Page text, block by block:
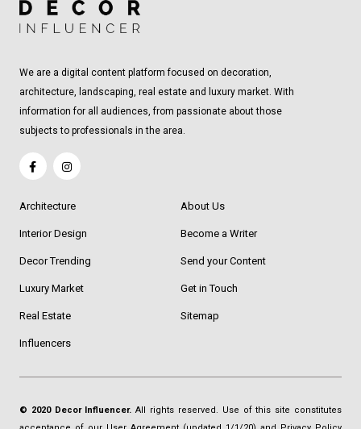
We are a digital content platform focused on decoration,
architecture, landscaping, real estate and luxury market. With
information for all audiences, from passionate about those
subjects to professionals in the area.
Architecture
Interior Design
Decor Trending
Luxury Market
Real Estate
Influencers
About Us
Become a Writer
Send your Content
Get in Touch
Sitemap
© 2020 Decor Influencer. All rights reserved. Use of this site constitutes